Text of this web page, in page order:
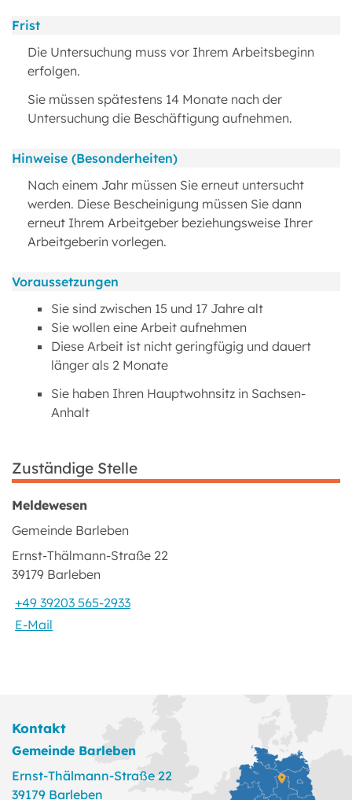
Frist
Die Untersuchung muss vor Ihrem Arbeitsbeginn
erfolgen.
Sie müssen spätestens 14 Monate nach der
Untersuchung die Beschäftigung aufnehmen.
Hinweise (Besonderheiten)
Nach einem Jahr müssen Sie erneut untersucht
werden. Diese Bescheinigung müssen Sie dann
erneut Ihrem Arbeitgeber beziehungsweise Ihrer
Arbeitgeberin vorlegen.
Voraussetzungen
Sie sind zwischen 15 und 17 Jahre alt
Sie wollen eine Arbeit aufnehmen
Diese Arbeit ist nicht geringfügig und dauert
länger als 2 Monate
Sie haben Ihren Hauptwohnsitz in Sachsen-
Anhalt
Zuständige Stelle
Meldewesen
Gemeinde Barleben
Ernst-Thälmann-Straße 22
39179 Barleben
+49 39203 565-2933
E-Mail
Kontakt
Gemeinde Barleben
Ernst-Thälmann-Straße 22
39179 Barleben